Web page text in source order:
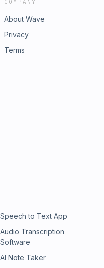
COMPANY
About Wave
Privacy
Terms
Speech to Text App
Audio Transcription
Software
AI Note Taker